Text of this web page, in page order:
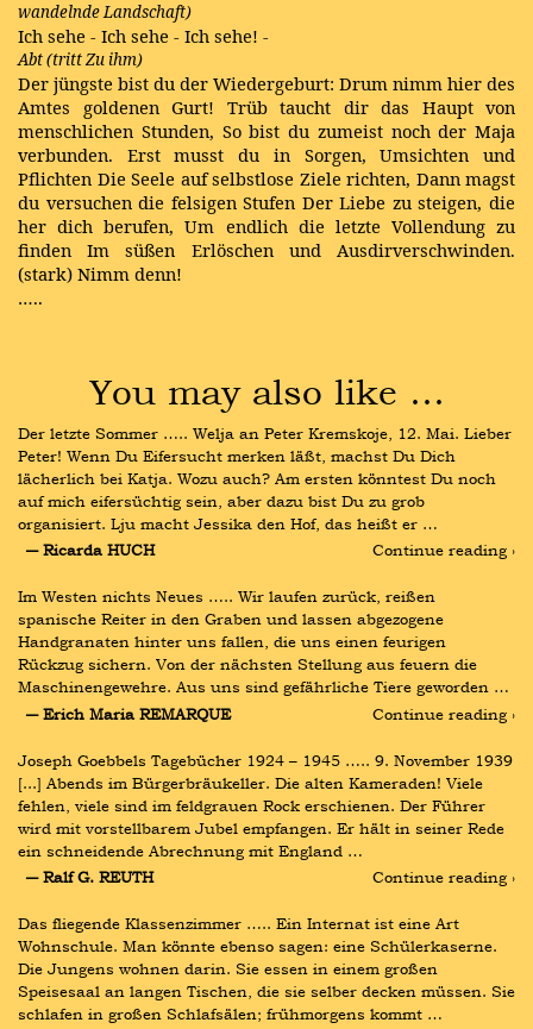
wandelnde Landschaft)
Ich sehe - Ich sehe - Ich sehe! -
Abt (tritt Zu ihm)
Der jüngste bist du der Wiedergeburt: Drum nimm hier des
Amtes goldenen Gurt! Trüb taucht dir das Haupt von
menschlichen Stunden, So bist du zumeist noch der Maja
verbunden. Erst musst du in Sorgen, Umsichten und
Pflichten Die Seele auf selbstlose Ziele richten, Dann magst
du versuchen die felsigen Stufen Der Liebe zu steigen, die
her dich berufen, Um endlich die letzte Vollendung zu
finden Im süßen Erlöschen und Ausdirverschwinden.
(stark) Nimm denn!
…..
You may also like …
Der letzte Sommer ….. Welja an Peter Kremskoje, 12. Mai. Lieber
Peter! Wenn Du Eifersucht merken läßt, machst Du Dich
lächerlich bei Katja. Wozu auch? Am ersten könntest Du noch
auf mich eifersüchtig sein, aber dazu bist Du zu grob
organisiert. Lju macht Jessika den Hof, das heißt er …
― Ricarda HUCH
Continue reading ›
Im Westen nichts Neues ….. Wir laufen zurück, reißen
spanische Reiter in den Graben und lassen abgezogene
Handgranaten hinter uns fallen, die uns einen feurigen
Rückzug sichern. Von der nächsten Stellung aus feuern die
Maschinengewehre. Aus uns sind gefährliche Tiere geworden …
― Erich Maria REMARQUE
Continue reading ›
Joseph Goebbels Tagebücher 1924 – 1945 ….. 9. November 1939
[...] Abends im Bürgerbräukeller. Die alten Kameraden! Viele
fehlen, viele sind im feldgrauen Rock erschienen. Der Führer
wird mit vorstellbarem Jubel empfangen. Er hält in seiner Rede
ein schneidende Abrechnung mit England …
― Ralf G. REUTH
Continue reading ›
Das fliegende Klassenzimmer ….. Ein Internat ist eine Art
Wohnschule. Man könnte ebenso sagen: eine Schülerkaserne.
Die Jungens wohnen darin. Sie essen in einem großen
Speisesaal an langen Tischen, die sie selber decken müssen. Sie
schlafen in großen Schlafsälen; frühmorgens kommt …